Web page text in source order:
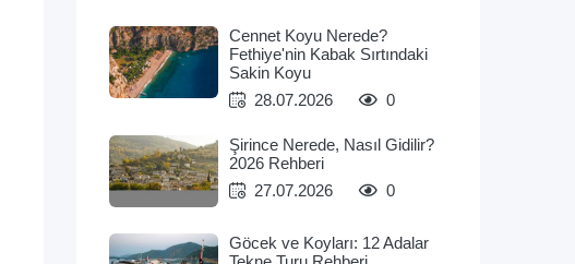
Cennet Koyu Nerede?
Fethiye'nin Kabak Sırtındaki
Sakin Koyu
28.07.2026
0
Şirince Nerede, Nasıl Gidilir?
2026 Rehberi
27.07.2026
0
Göcek ve Koyları: 12 Adalar